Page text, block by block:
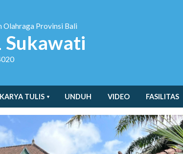
Olahraga Provinsi Bali
Sukawati
KARYA TULIS UNDUH VIDEO FASILITAS